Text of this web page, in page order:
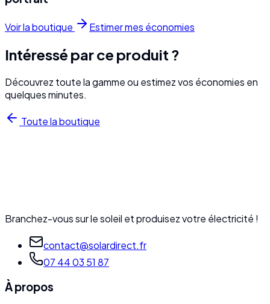
Voir la boutique Estimer mes économies
Intéressé par ce produit ?
Découvrez toute la gamme ou estimez vos économies en
quelques minutes.
Toute la boutique
Branchez-vous sur le soleil et produisez votre électricité !
contact@solardirect.fr
07 44 03 51 87
À propos